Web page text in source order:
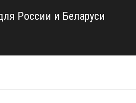
России и Беларуси